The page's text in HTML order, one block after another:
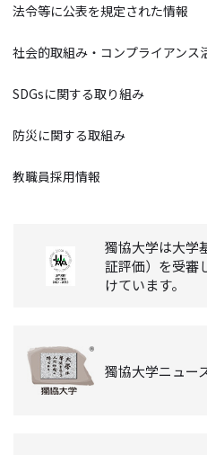
法令等に公表を規定された情報
社会的取組み・コンプライアンス
SDGsに関する取り組み
防災に関する取組み
教職員採用情報
獨協大学は大学
証評価）を受審
けています。
獨協大学ニュー